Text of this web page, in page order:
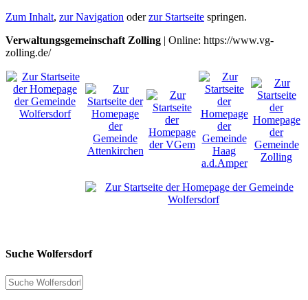
Zum Inhalt, zur Navigation oderzur Startseite springen.
Verwaltungsgemeinschaft Zolling | Online: https://www.vg-
zolling.de/
Suche Wolfersdorf